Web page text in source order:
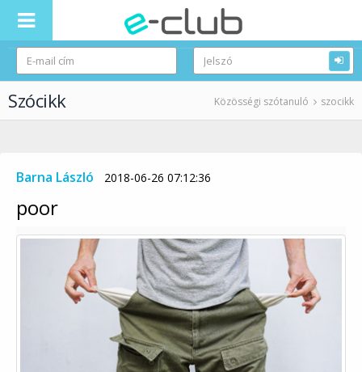
Szócikk Közösségi szótanuló szocikk
Barna László 2018-06-26 07:12:36
poor